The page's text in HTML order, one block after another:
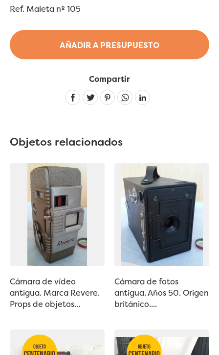
AÑADIR A PRESUPUESTO
Ref. Maleta nº 105
Compartir
Linkedin
Objetos relacionados
Cámara de vídeo
antigua. Marca Revere.
Props de objetos...
Cámara de fotos
antigua. Años 50. Origen
británico....